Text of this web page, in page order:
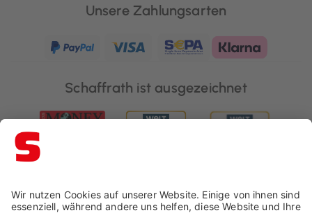
Unsere Zahlungsarten
Schaffrath ist ausgezeichnet